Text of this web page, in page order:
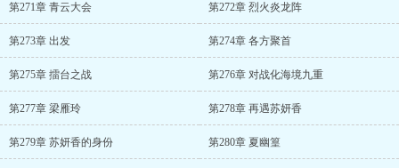
第271章 青云大会 第272章 烈火炎龙阵
第273章 出发 第274章 各方聚首
第275章 擂台之战 第276章 对战化海境九重
第277章 梁雁玲 第278章 再遇苏妍香
第279章 苏妍香的身份 第280章 夏幽篁